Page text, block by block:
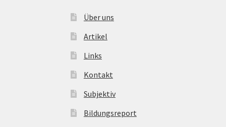
Über uns
Artikel
Links
Kontakt
Subjektiv
Bildungsreport